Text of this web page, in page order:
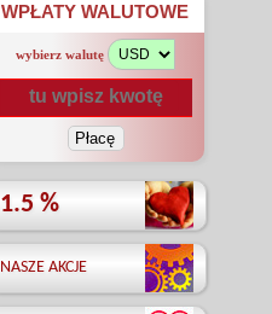
WPŁATY WALUTOWE
wybierz walutę
1.5 %
NASZE AKCJE